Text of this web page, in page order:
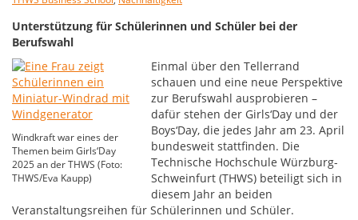
Unterstützung für Schülerinnen und Schüler bei der
Berufswahl
Windkraft war eines der
Themen beim Girls‘Day
2025 an der THWS (Foto:
THWS/Eva Kaupp)
Einmal über den Tellerrand
schauen und eine neue Perspektive
zur Berufswahl ausprobieren –
dafür stehen der Girls‘Day und der
Boys‘Day, die jedes Jahr am 23. April
bundesweit stattfinden. Die
Technische Hochschule Würzburg-
Schweinfurt (THWS) beteiligt sich in
diesem Jahr an beiden
Veranstaltungsreihen für Schülerinnen und Schüler.